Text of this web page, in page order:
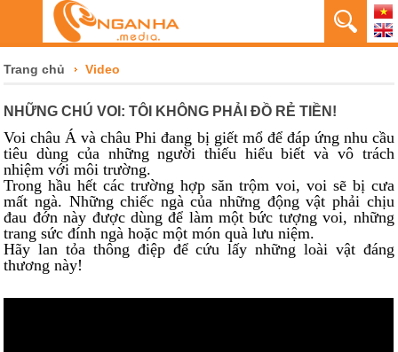
Trang chủ Video
NHỮNG CHÚ VOI: TÔI KHÔNG PHẢI ĐỒ RẺ TIỀN!
Voi châu Á và châu Phi đang bị giết mổ để đáp ứng nhu cầu
tiêu dùng của những người thiếu hiểu biết và vô trách
nhiệm với môi trường.
Trong hầu hết các trường hợp săn trộm voi, voi sẽ bị cưa
mất ngà. Những chiếc ngà của những động vật phải chịu
đau đớn này được dùng để làm một bức tượng voi, những
trang sức đính ngà hoặc một món quà lưu niệm.
Hãy lan tỏa thông điệp để cứu lấy những loài vật đáng
thương này!